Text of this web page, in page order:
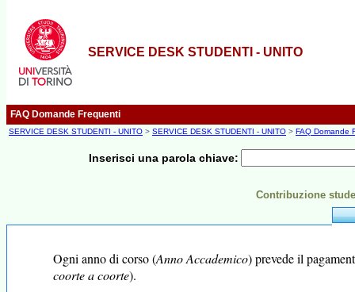
SERVICE DESK STUDENTI - UNITO
FAQ Domande Frequenti
SERVICE DESK STUDENTI - UNITO > SERVICE DESK STUDENTI - UNITO > FAQ Domande
Inserisci una parola chiave:
Contribuzione
Ogni anno di corso (Anno Accademico) prevede il
coorte a coorte).